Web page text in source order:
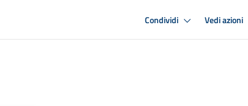
Condividi Vedi azioni